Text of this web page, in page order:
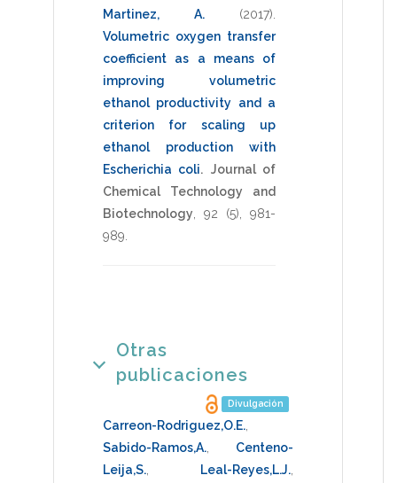
Martinez, A.
(2017)
Volumetric oxygen transfer
coefficient as a means of
improving volumetric
ethanol productivity and a
criterion for scaling up
ethanol production with
Escherichia coli. Journal of
Chemical Technology and
Biotechnology
92 (5), 981-
989
Otras
publicaciones
Divulgación
Carreon-Rodriguez,O.E.
Sabido-Ramos,A.
Centeno-
Leija,S.
Leal-Reyes,L.J.